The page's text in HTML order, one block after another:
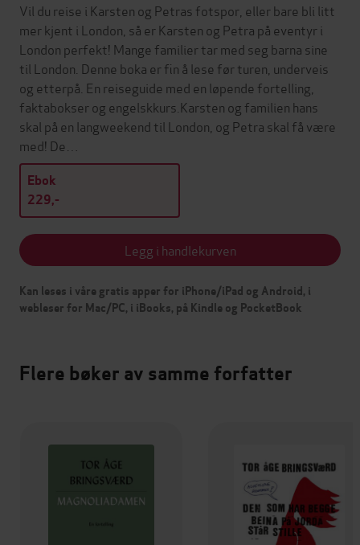
Vil du reise i Karsten og Petras fotspor, eller bare bli litt
mer kjent i London, så er Karsten og Petra på eventyr i
London perfekt! Mange familier tar med seg barna sine
til London. Denne boka er fin å lese før turen, underveis
og etterpå. En reiseguide med en løpende fortelling,
faktabokser og engelskkurs.Karsten og familien hans
skal på en langweekend til London, og Petra skal få være
med! De…
Ebok
229,-
Legg i handlekurven
Kan leses i våre gratis apper for iPhone/iPad og Android, i
webleser for Mac/PC, i iBooks, på Kindle og PocketBook
Flere bøker av samme forfatter